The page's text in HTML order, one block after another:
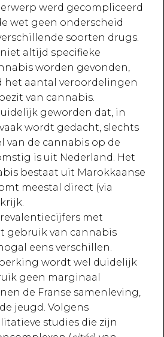
werd gecompliceerd
wet geen onderscheid
soorten drugs.
altijd specifieke
worden gevonden,
het aantal veroordelingen
van cannabis.
geworden dat, in
wordt gedacht, slechts
van de cannabis op de
is uit Nederland. Het
bestaat uit Marokkaanse
meestal direct (via
met
gebruik van cannabis
eens verschillen.
wordt wel duidelijk
geen marginaal
de Franse samenleving,
jeugd. Volgens
studies die zijn